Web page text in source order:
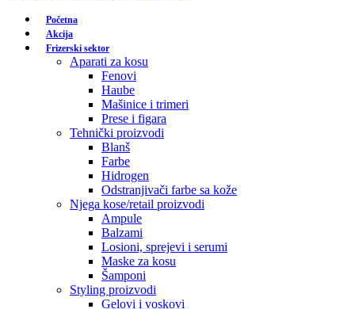
Početna
Akcija
Frizerski sektor
Aparati za kosu
Fenovi
Haube
Mašinice i trimeri
Prese i figara
Tehnički proizvodi
Blanš
Farbe
Hidrogen
Odstranjivači farbe sa kože
Njega kose/retail proizvodi
Ampule
Balzami
Losioni, sprejevi i serumi
Maske za kosu
Šamponi
Styling proizvodi
Gelovi i voskovi